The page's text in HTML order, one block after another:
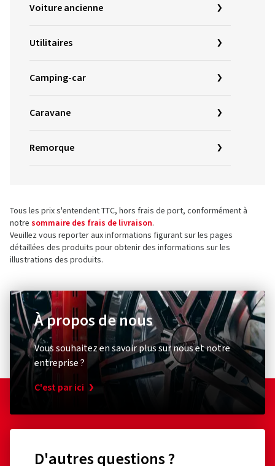
Voiture ancienne
Utilitaires
Camping-car
Caravane
Remorque
Tous les prix s'entendent TTC, hors frais de port, conformément à
notre sommaire des frais de livraison.
Veuillez vous reporter aux informations figurant sur les pages
détaillées des produits pour obtenir des informations sur les
illustrations des produits.
À propos de nous
Vous souhaitez en savoir plus sur nous et notre
entreprise ?
C'est par ici
D'autres questions ?